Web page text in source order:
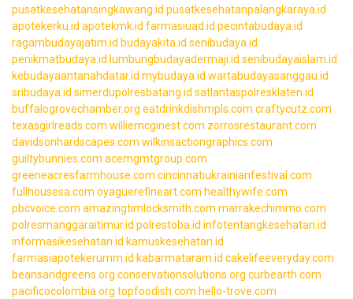
pusatkesehatansingkawang.id pusatkesehatanpalangkaraya.id
apotekerku.id apotekmk.id farmasiuad.id pecintabudaya.id
ragambudayajatim.id budayakita.id senibudaya.id
penikmatbudaya.id lumbungbudayadermaji.id senibudayaislam.id
kebudayaantanahdatar.id mybudaya.id wartabudayasanggau.id
sribudaya.id simerdupolresbatang.id satlantaspolresklaten.id
buffalogrovechamber.org eatdrinkdishmpls.com craftycutz.com
texasgirlreads.com williemcginest.com zorrosrestaurant.com
davidsonhardscapes.com wilkinsactiongraphics.com
guiltybunnies.com acemgmtgroup.com
greeneacresfarmhouse.com cincinnatiukrainianfestival.com
fullhousesa.com oyaguerefineart.com healthywife.com
pbcvoice.com amazingtimlocksmith.com marrakechimmo.com
polresmanggaraitimur.id polrestoba.id infotentangkesehatan.id
informasikesehatan.id kamuskesehatan.id
farmasiapotekerumm.id kabarmataram.id cakelifeeveryday.com
beansandgreens.org conservationsolutions.org curbearth.com
pacificocolombia.org topfoodish.com hello-trove.com